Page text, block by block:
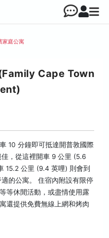
家庭公寓
Cape Town
10 分鐘即可抵達開普敦國際
，從這裡開車 9 公里 (5.6
15.2 公里 (9.4 英哩) 則會到
的公寓。 住宿內附設有限停
等休閒活動，或盡情使用露
還提供免費無線上網和烤肉